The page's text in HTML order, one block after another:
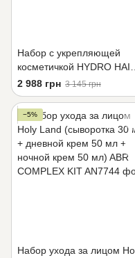
Набор с укрепляющей
косметичкой HYDRO HAIR
GROWTH SET
2 988 грн 3 145 грн
−5%
Набор ухода за лицом